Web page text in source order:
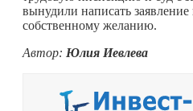
вынудили написать заявление
собственному желанию.
Автор: Юлия Иевлева